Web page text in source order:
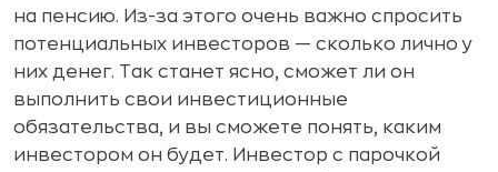
на пенсию. Из-за этого очень важно спросить
потенциальных инвесторов — сколько лично у
них денег. Так станет ясно, сможет ли он
выполнить свои инвестиционные
обязательства, и вы сможете понять, каким
инвестором он будет. Инвестор с парочкой